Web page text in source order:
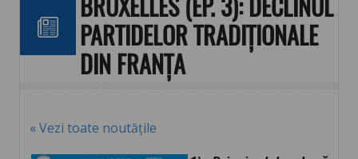
BRUXELLES (EP. 3): DECLINUL
PARTIDELOR TRADIȚIONALE
DIN FRANȚA
« Vezi toate noutățile